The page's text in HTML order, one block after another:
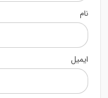
نام
ایمیل